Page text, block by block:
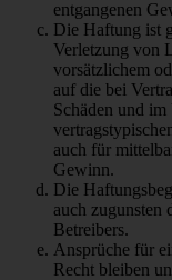
entgangenen
Die Haftung ist
Verletzung von
vorsätzlichem
auf die bei
Schäden und
auch für
Gewinn.
Die
auch zugunsten
Betreibers.
Ansprüche für
Recht bleiben